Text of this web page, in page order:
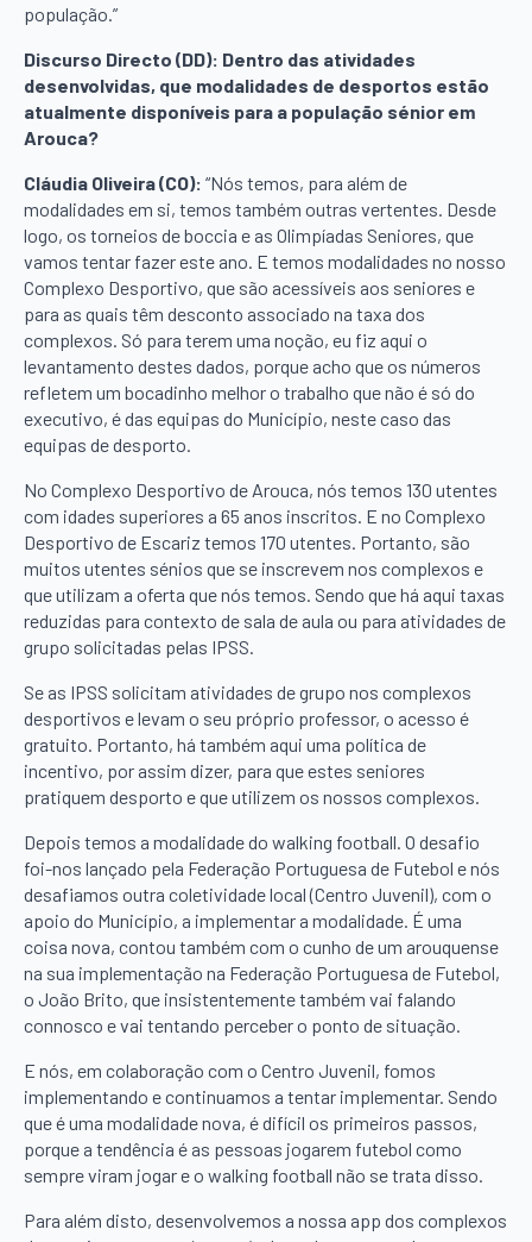
população.”
Discurso Directo (DD): Dentro das atividades
desenvolvidas, que modalidades de desportos estão
atualmente disponíveis para a população sénior em
Arouca?
Cláudia Oliveira (CO): “Nós temos, para além de
modalidades em si, temos também outras vertentes. Desde
logo, os torneios de boccia e as Olimpíadas Seniores, que
vamos tentar fazer este ano. E temos modalidades no nosso
Complexo Desportivo, que são acessíveis aos seniores e
para as quais têm desconto associado na taxa dos
complexos. Só para terem uma noção, eu fiz aqui o
levantamento destes dados, porque acho que os números
refletem um bocadinho melhor o trabalho que não é só do
executivo, é das equipas do Município, neste caso das
equipas de desporto.
No Complexo Desportivo de Arouca, nós temos 130 utentes
com idades superiores a 65 anos inscritos. E no Complexo
Desportivo de Escariz temos 170 utentes. Portanto, são
muitos utentes sénios que se inscrevem nos complexos e
que utilizam a oferta que nós temos. Sendo que há aqui taxas
reduzidas para contexto de sala de aula ou para atividades de
grupo solicitadas pelas IPSS.
Se as IPSS solicitam atividades de grupo nos complexos
desportivos e levam o seu próprio professor, o acesso é
gratuito. Portanto, há também aqui uma política de
incentivo, por assim dizer, para que estes seniores
pratiquem desporto e que utilizem os nossos complexos.
Depois temos a modalidade do walking football. O desafio
foi-nos lançado pela Federação Portuguesa de Futebol e nós
desafiamos outra coletividade local (Centro Juvenil), com o
apoio do Município, a implementar a modalidade. É uma
coisa nova, contou também com o cunho de um arouquense
na sua implementação na Federação Portuguesa de Futebol,
o João Brito, que insistentemente também vai falando
connosco e vai tentando perceber o ponto de situação.
E nós, em colaboração com o Centro Juvenil, fomos
implementando e continuamos a tentar implementar. Sendo
que é uma modalidade nova, é difícil os primeiros passos,
porque a tendência é as pessoas jogarem futebol como
sempre viram jogar e o walking football não se trata disso.
Para além disto, desenvolvemos a nossa app dos complexos